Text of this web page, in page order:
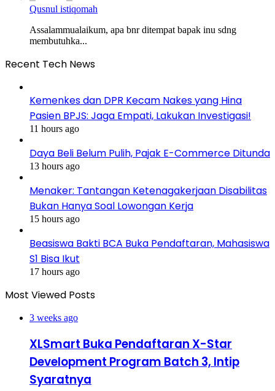
Qusnul istiqomah
Assalammualaikum, apa bnr ditempat bapak inu sdng
membutuhka...
Recent Tech News
Kemenkes dan DPR Kecam Nakes yang Hina
Pasien BPJS: Jaga Empati, Lakukan Investigasi!
11 hours ago
Daya Beli Belum Pulih, Pajak E-Commerce Ditunda
13 hours ago
Menaker: Tantangan Ketenagakerjaan Disabilitas
Bukan Hanya Soal Lowongan Kerja
15 hours ago
Beasiswa Bakti BCA Buka Pendaftaran, Mahasiswa
S1 Bisa Ikut
17 hours ago
Most Viewed Posts
3 weeks ago
XLSmart Buka Pendaftaran X-Star
Development Program Batch 3, Intip
Syaratnya